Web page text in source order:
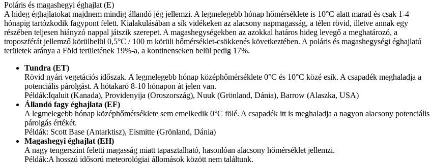
Poláris és magashegyi éghajlat (E)
A hideg éghajlatokat majdnem mindig állandó jég jellemzi. A legmelegebb hónap hőmérséklete is 10°C alatt marad és csak 1-4
hónapig tartózkodik fagypont felett. Kialakulásában a sík vidékeken az alacsony napmagasság, a télen rövid, illetve annak egy
részében teljesen hiányzó nappal játszik szerepet. A magashegységekben az azokkal határos hideg levegő a meghatározó, a
troposzférát jellemző körülbelül 0,5°C / 100 m körüli hőmérséklet-csökkenés következtében. A poláris és magashegységi éghajlatú
területek aránya a Föld területének 19%-a, a kontinenseken belül pedig 17%.
Tundra (ET)
Rövid nyári vegetációs időszak. A legmelegebb hónap középhőmérséklete 0°C és 10°C közé esik. A csapadék meghaladja a
potenciális párolgást. A hótakaró 8-10 hónapon át jelen van.
Példák:Iqaluit (Kanada), Providenyija (Oroszország), Nuuk (Grönland, Dánia), Barrow (Alaszka, USA)
Állandó fagy éghajlata (EF)
A legmelegebb hónap középhőmérséklete sem emelkedik 0°C fölé. A csapadék itt is meghaladja a nagyon alacsony potenciális
párolgás értékét.
Példák: Scott Base (Antarktisz), Eismitte (Grönland, Dánia)
Magashegyi éghajlat (EH)
A nagy tengerszint feletti magasság miatt tapasztalható, hasonlóan alacsony hőmérséklet jellemzi.
Példák:A hosszú idősorú meteorológiai állomások között nem találtunk.